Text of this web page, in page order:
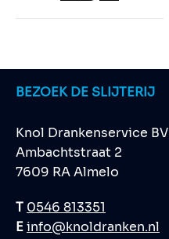
BEZOEK DE SLIJTERIJ
Knol Drankenservice BV
Ambachtstraat 2
7609 RA Almelo
T 0546 813351
Einfo@knoldranken.nl